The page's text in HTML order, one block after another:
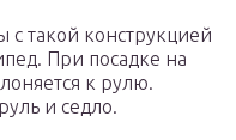
такой конструкцией
При посадке на
к рулю.
и седло.